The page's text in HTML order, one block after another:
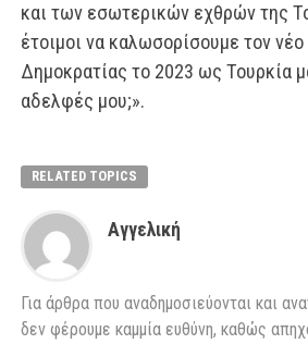
και των εσωτερικών εχθρών της
έτοιμοι να καλωσορίσουμε τον
Δημοκρατίας το 2023 ως Τουρκία
αδελφές μου;».
RELATED TOPICS
Αγγελική
Για άρθρα που αναδημοσιεύονται και
δεν φέρουμε καμμία ευθύνη, καθώς